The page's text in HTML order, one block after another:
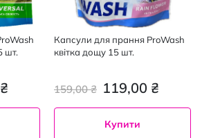
шт.
Капсули для прання ProWash
квітка дощу 15 шт.
119,00 ₴
159,00 ₴
Купити